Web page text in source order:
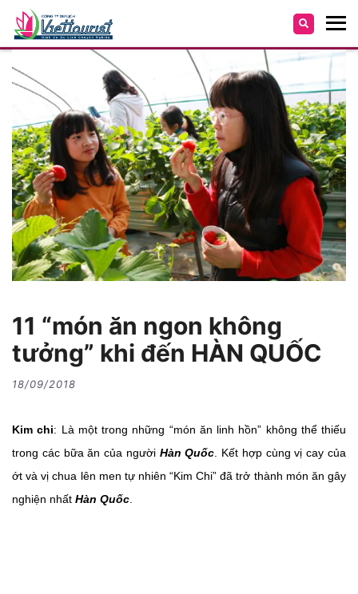
11 “món ăn ngon không
tưởng” khi đến HÀN QUỐC
18/09/2018
Kim chi: Là một trong những “món ăn linh hồn” không thể thiếu
trong các bữa ăn của người Hàn Quốc . Kết hợp cùng vị cay của
ớt và vị chua lên men tự nhiên “Kim Chi” đã trở thành món ăn gây
nghiện nhất Hàn Quốc